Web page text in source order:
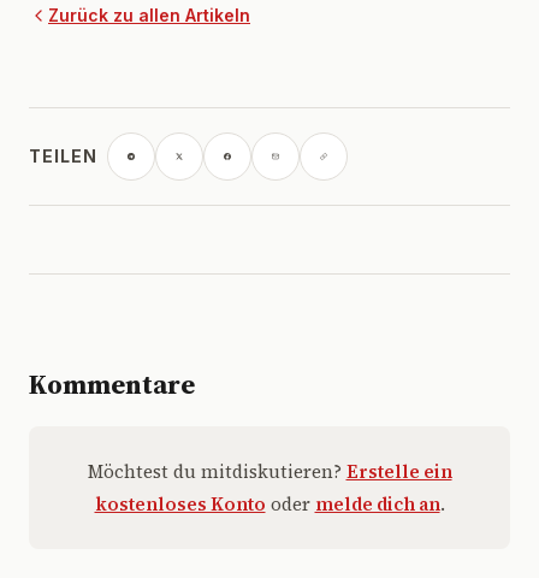
Zurück zu allen Artikeln
TEILEN
Kommentare
Möchtest du mitdiskutieren? Erstelle ein
kostenloses Konto oder melde dich an.